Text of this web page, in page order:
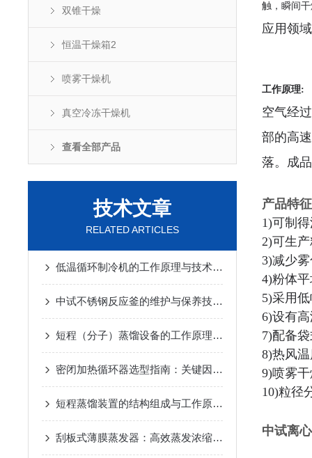
双锥干燥
恒温干燥箱2
喷雾干燥机
真空冷冻干燥机
查看全部产品
技术文章
RELATED ARTICLES
低温循环制冷机的工作原理与技术优势 2025-02-14
中试不锈钢反应釜的维护与保养技巧 2025-01-10
短程（分子）蒸馏设备的工作原理及应用 2024-12-07
密闭加热循环器选型指南：关键因素与考量 2024-11-14
短程蒸馏装置的结构组成与工作原理
刮板式薄膜蒸发器：高效蒸发浓缩设备的深度解析
触，瞬间
应用领
工作原理:
空气经
部的高
落。成
产品特征
1)可制
2)可生
3)减少
4)粉体
5)采用
6)设有
7)配备
8)热风
9)喷雾
10)粒径
中试离